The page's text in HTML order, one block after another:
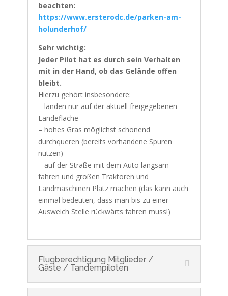
beachten:
https://www.ersterodc.de/parken-am-
holunderhof/
Sehr wichtig:
Jeder Pilot hat es durch sein Verhalten
mit in der Hand, ob das Gelände offen
bleibt.
Hierzu gehört insbesondere:
– landen nur auf der aktuell freigegebenen
Landefläche
– hohes Gras möglichst schonend
durchqueren (bereits vorhandene Spuren
nutzen)
– auf der Straße mit dem Auto langsam
fahren und großen Traktoren und
Landmaschinen Platz machen (das kann auch
einmal bedeuten, dass man bis zu einer
Ausweich Stelle rückwärts fahren muss!)
Flugberechtigung Mitglieder /
Gäste / Tandempiloten